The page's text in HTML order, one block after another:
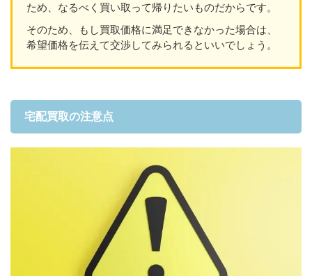
ため、なるべく買い取って帰りたいものだからです。
そのため、もし買取価格に満足できなかった場合は、
希望価格を伝えて交渉してみられるといいでしょう。
宅配買取の注意点